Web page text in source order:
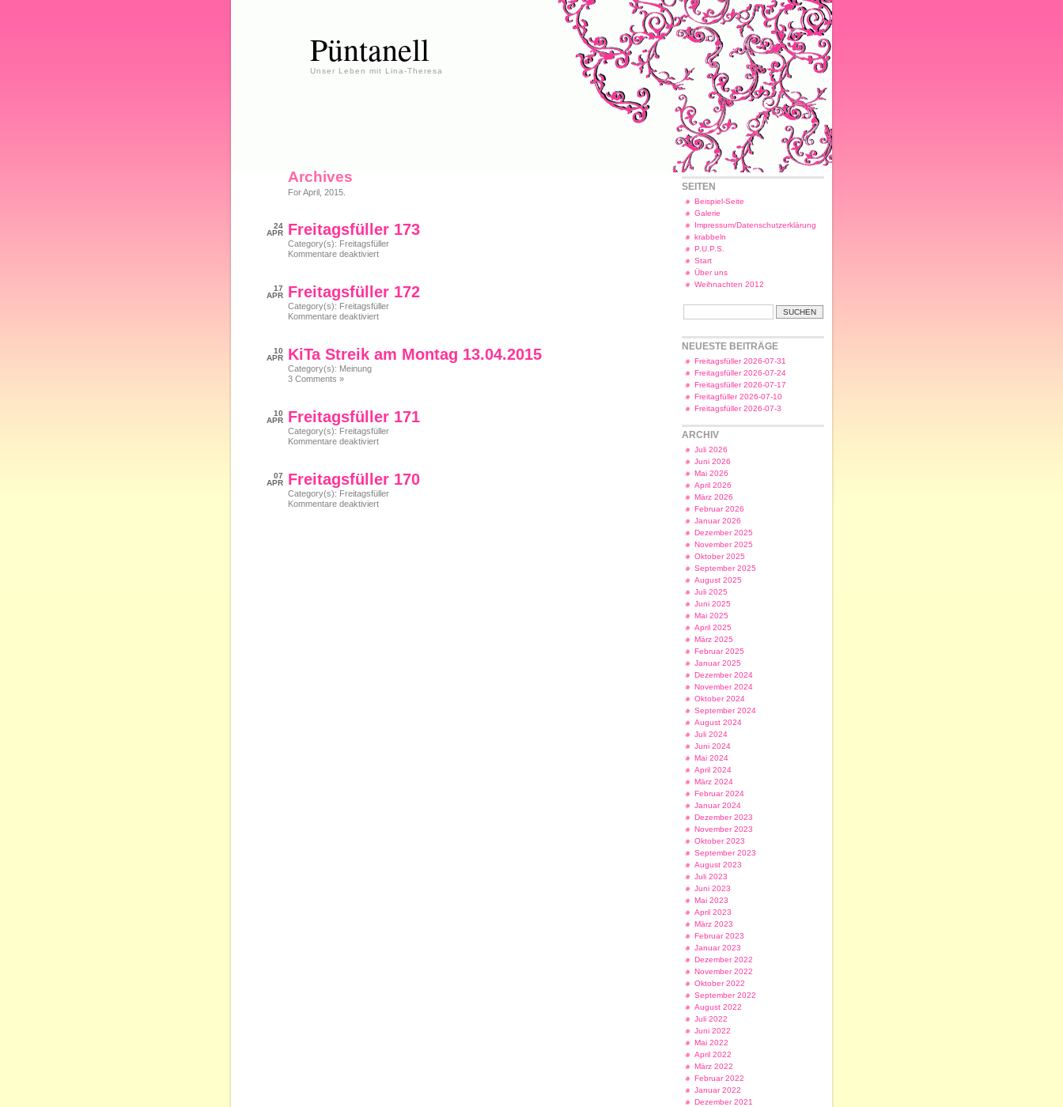
Püntanell
Unser Leben mit Lina-Theresa
Archives
For April, 2015.
24
APR
Freitagsfüller 173
Category(s): Freitagsfüller
Kommentare deaktiviertfür
17
APR
Freitagsfüller 172
Category(s): Freitagsfüller
Kommentare deaktiviertfür
10
APR
KiTa Streik am Montag 13.04.2015
Category(s): Meinung
3 Comments »
10
APR
Freitagsfüller 171
Category(s): Freitagsfüller
Kommentare deaktiviertfür
07
APR
Freitagsfüller 170
Category(s): Freitagsfüller
Kommentare deaktiviertfür
SEITEN
Beispiel-Seite
Galerie
Impressum/Datenschutzerklärung
krabbeln
P.U.P.S.
Start
Über uns
Weihnachten 2012
NEUESTE BEITRÄGE
Freitagsfüller 2026-07-31
Freitagsfüller 2026-07-24
Freitagsfüller 2026-07-17
Freitagfüller 2026-07-10
Freitagsfüller 2026-07-3
ARCHIV
Juli 2026
Juni 2026
Mai 2026
April 2026
März 2026
Februar 2026
Januar 2026
Dezember 2025
November 2025
Oktober 2025
September 2025
August 2025
Juli 2025
Juni 2025
Mai 2025
April 2025
März 2025
Februar 2025
Januar 2025
Dezember 2024
November 2024
Oktober 2024
September 2024
August 2024
Juli 2024
Juni 2024
Mai 2024
April 2024
März 2024
Februar 2024
Januar 2024
Dezember 2023
November 2023
Oktober 2023
September 2023
August 2023
Juli 2023
Juni 2023
Mai 2023
April 2023
März 2023
Februar 2023
Januar 2023
Dezember 2022
November 2022
Oktober 2022
September 2022
August 2022
Juli 2022
Juni 2022
Mai 2022
April 2022
März 2022
Februar 2022
Januar 2022
Dezember 2021